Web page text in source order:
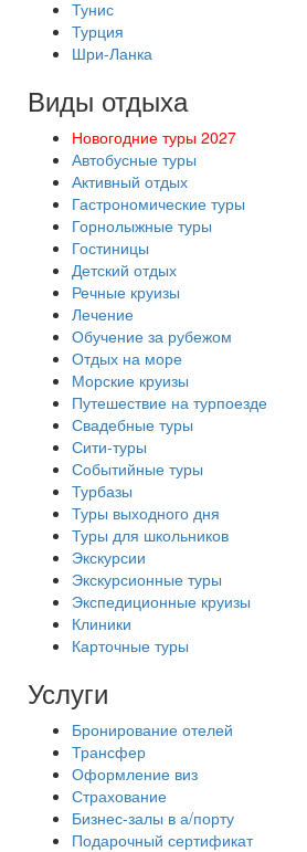
Тунис
Турция
Шри-Ланка
Виды отдыха
Новогодние туры 2027
Автобусные туры
Активный отдых
Гастрономические туры
Горнолыжные туры
Гостиницы
Детский отдых
Речные круизы
Лечение
Обучение за рубежом
Отдых на море
Морские круизы
Путешествие на турпоезде
Свадебные туры
Сити-туры
Событийные туры
Турбазы
Туры выходного дня
Туры для школьников
Экскурсии
Экскурсионные туры
Экспедиционные круизы
Клиники
Карточные туры
Услуги
Бронирование отелей
Трансфер
Оформление виз
Страхование
Бизнес-залы в а/порту
Подарочный сертификат